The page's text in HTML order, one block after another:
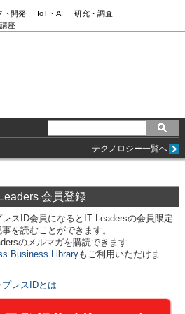
ト開発 IoT・AI
研究・調査
座
テクノロジー一覧へ
会員登録
スID会員になるとIT Leadersの会員限定
を読むことができます。
のメルマガを購読できます
Business Libraryもご利用いただけま
プレスIDとは